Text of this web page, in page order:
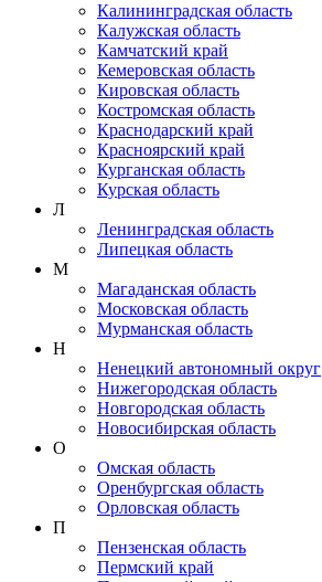
Калининградская область
Калужская область
Камчатский край
Кемеровская область
Кировская область
Костромская область
Краснодарский край
Красноярский край
Курганская область
Курская область
Л
Ленинградская область
Липецкая область
М
Магаданская область
Московская область
Мурманская область
Н
Ненецкий автономный округ
Нижегородская область
Новгородская область
Новосибирская область
О
Омская область
Оренбургская область
Орловская область
П
Пензенская область
Пермский край